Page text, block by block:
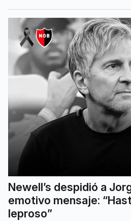
Newell’s despidió a
emotivo mensaje:
leproso”